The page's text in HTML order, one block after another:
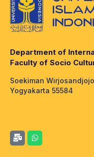
Department of
Faculty of Socio
Soekiman
Yogyakarta 55584